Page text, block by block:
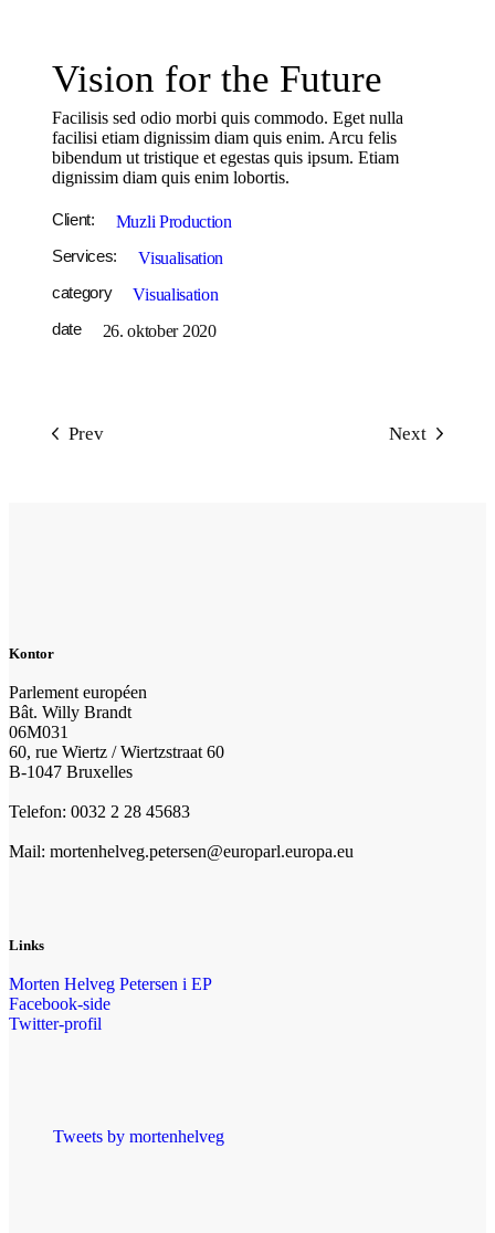
Vision for the Future
Facilisis sed odio morbi quis commodo. Eget nulla
facilisi etiam dignissim diam quis enim. Arcu felis
bibendum ut tristique et egestas quis ipsum. Etiam
dignissim diam quis enim lobortis.
Client:
Muzli Production
Services:
Visualisation
category
Visualisation
date
26. oktober 2020
Prev Next
Kontor
Parlement européen
Bât. Willy Brandt
06M031
60, rue Wiertz / Wiertzstraat 60
B-1047 Bruxelles
Telefon: 0032 2 28 45683
Mail: mortenhelveg.petersen@europarl.europa.eu
Links
Morten Helveg Petersen i EP
Facebook-side
Twitter-profil
Tweets by mortenhelveg